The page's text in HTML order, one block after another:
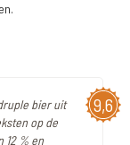
9,6
bier uit
op de
12 % en